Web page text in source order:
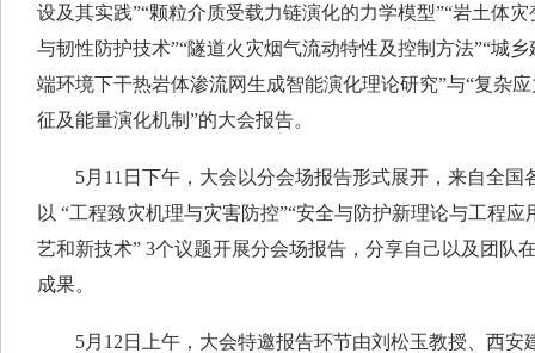
设及其实践”“颗粒介质受载力链演化的力学模型”“岩土体
与韧性防护技术”“隧道火灾烟气流动特性及控制方法”“城
端环境下干热岩体渗流网生成智能演化理论研究”与“复杂
征及能量演化机制”的大会报告。
5月11日下午，大会以分会场报告形式展开，来自全国
以 “工程致灾机理与灾害防控”“安全与防护新理论与工程
艺和新技术” 3个议题开展分会场报告，分享自己以及团队
成果。
5月12日上午，大会特邀报告环节由刘松玉教授、西安